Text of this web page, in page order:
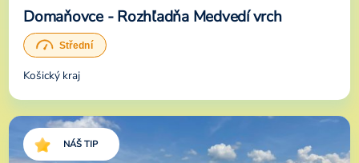
Domaňovce - Rozhľadňa Medvedí vrch
Košický kraj
NÁŠ TIP